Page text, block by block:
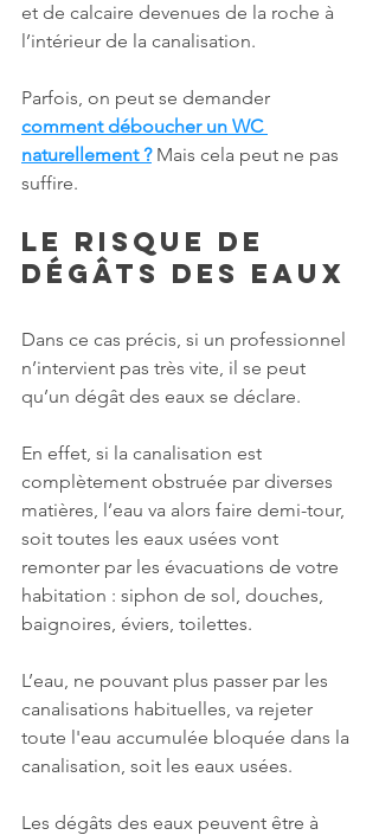
et de calcaire devenues de la roche à
l’intérieur de la canalisation.
Parfois, on peut se demander
comment déboucher un WC
naturellement ? Mais cela peut ne pas
suffire.
Le risque de
dégâts des eaux
Dans ce cas précis, si un professionnel
n’intervient pas très vite, il se peut
qu’un dégât des eaux se déclare.
En effet, si la canalisation est
complètement obstruée par diverses
matières, l’eau va alors faire demi-tour,
soit toutes les eaux usées vont
remonter par les évacuations de votre
habitation : siphon de sol, douches,
baignoires, éviers, toilettes.
L’eau, ne pouvant plus passer par les
canalisations habituelles, va rejeter
toute l'eau accumulée bloquée dans la
canalisation, soit les eaux usées.
Les dégâts des eaux peuvent être à